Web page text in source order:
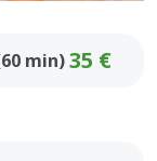
min)35 €